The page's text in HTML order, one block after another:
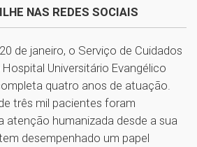
NAS REDES SOCIAIS
de janeiro, o Serviço de Cuidados
Universitário Evangélico
quatro anos de atuação.
três mil pacientes foram
atenção humanizada desde a sua
desempenhado um papel